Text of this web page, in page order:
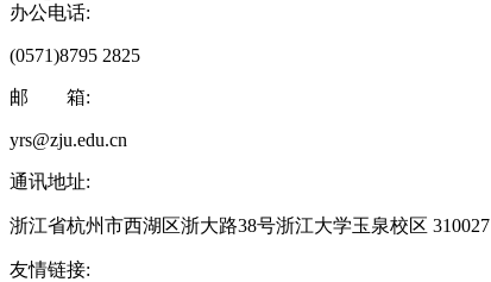
办公电话:
(0571)8795 2825
邮 箱:
yrs@zju.edu.cn
通讯地址:
浙江省杭州市西湖区浙大路38号浙江大学玉泉校区 310027
友情链接: